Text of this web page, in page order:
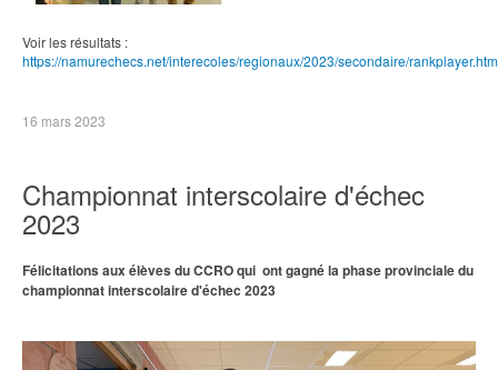
Voir les résultats :
https://namurechecs.net/interecoles/regionaux/2023/secondaire/
16 mars 2023
Championnat interscolaire d'échec
2023
Félicitations aux élèves du CCRO qui ont gagné la phase provinciale du
championnat interscolaire d'échec 2023